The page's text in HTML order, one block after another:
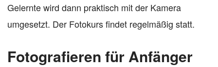
Gelernte wird dann praktisch mit der Kamera
umgesetzt. Der Fotokurs findet regelmäßig statt.
Fotografieren für Anfänger